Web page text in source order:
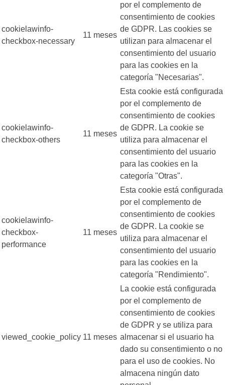
cookielawinfo-
checkbox-necessary
11 meses
por el complemento de
consentimiento de cookies
de GDPR. Las cookies se
utilizan para almacenar el
consentimiento del usuario
para las cookies en la
categoría "Necesarias".
cookielawinfo-
checkbox-others
11 meses
Esta cookie está configurada
por el complemento de
consentimiento de cookies
de GDPR. La cookie se
utiliza para almacenar el
consentimiento del usuario
para las cookies en la
categoría "Otras".
cookielawinfo-
checkbox-
performance
11 meses
Esta cookie está configurada
por el complemento de
consentimiento de cookies
de GDPR. La cookie se
utiliza para almacenar el
consentimiento del usuario
para las cookies en la
categoría "Rendimiento".
viewed_cookie_policy 11 meses
La cookie está configurada
por el complemento de
consentimiento de cookies
de GDPR y se utiliza para
almacenar si el usuario ha
dado su consentimiento o no
para el uso de cookies. No
almacena ningún dato